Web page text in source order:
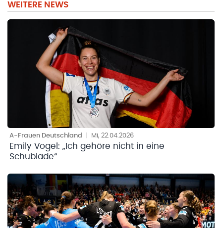
WEITERE NEWS
A-Frauen Deutschland Mi, 22.04.2026
Emily Vogel: „Ich gehöre nicht in eine
Schublade“